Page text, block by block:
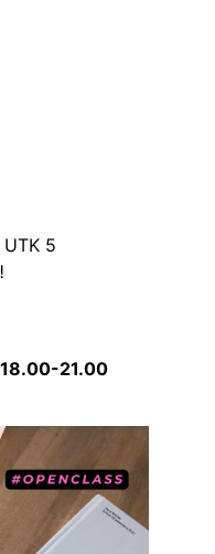
UTK 5
21.00